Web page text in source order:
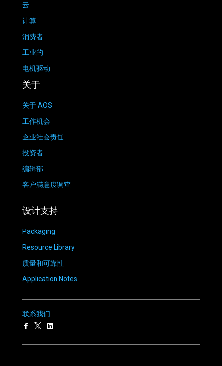
云
计算
消费者
工业的
电机驱动
关于
关于 AOS
工作机会
企业社会责任
投资者
编辑部
客户满意度调查
设计支持
Packaging
Resource Library
质量和可靠性
Application Notes
联系我们